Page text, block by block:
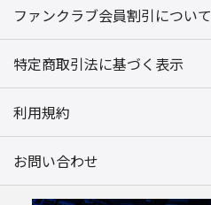
ファンクラブ会員割引について
特定商取引法に基づく表示
利用規約
お問い合わせ